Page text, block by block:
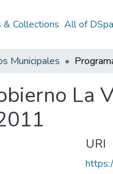
& Collections All of
Municipales
La
URI